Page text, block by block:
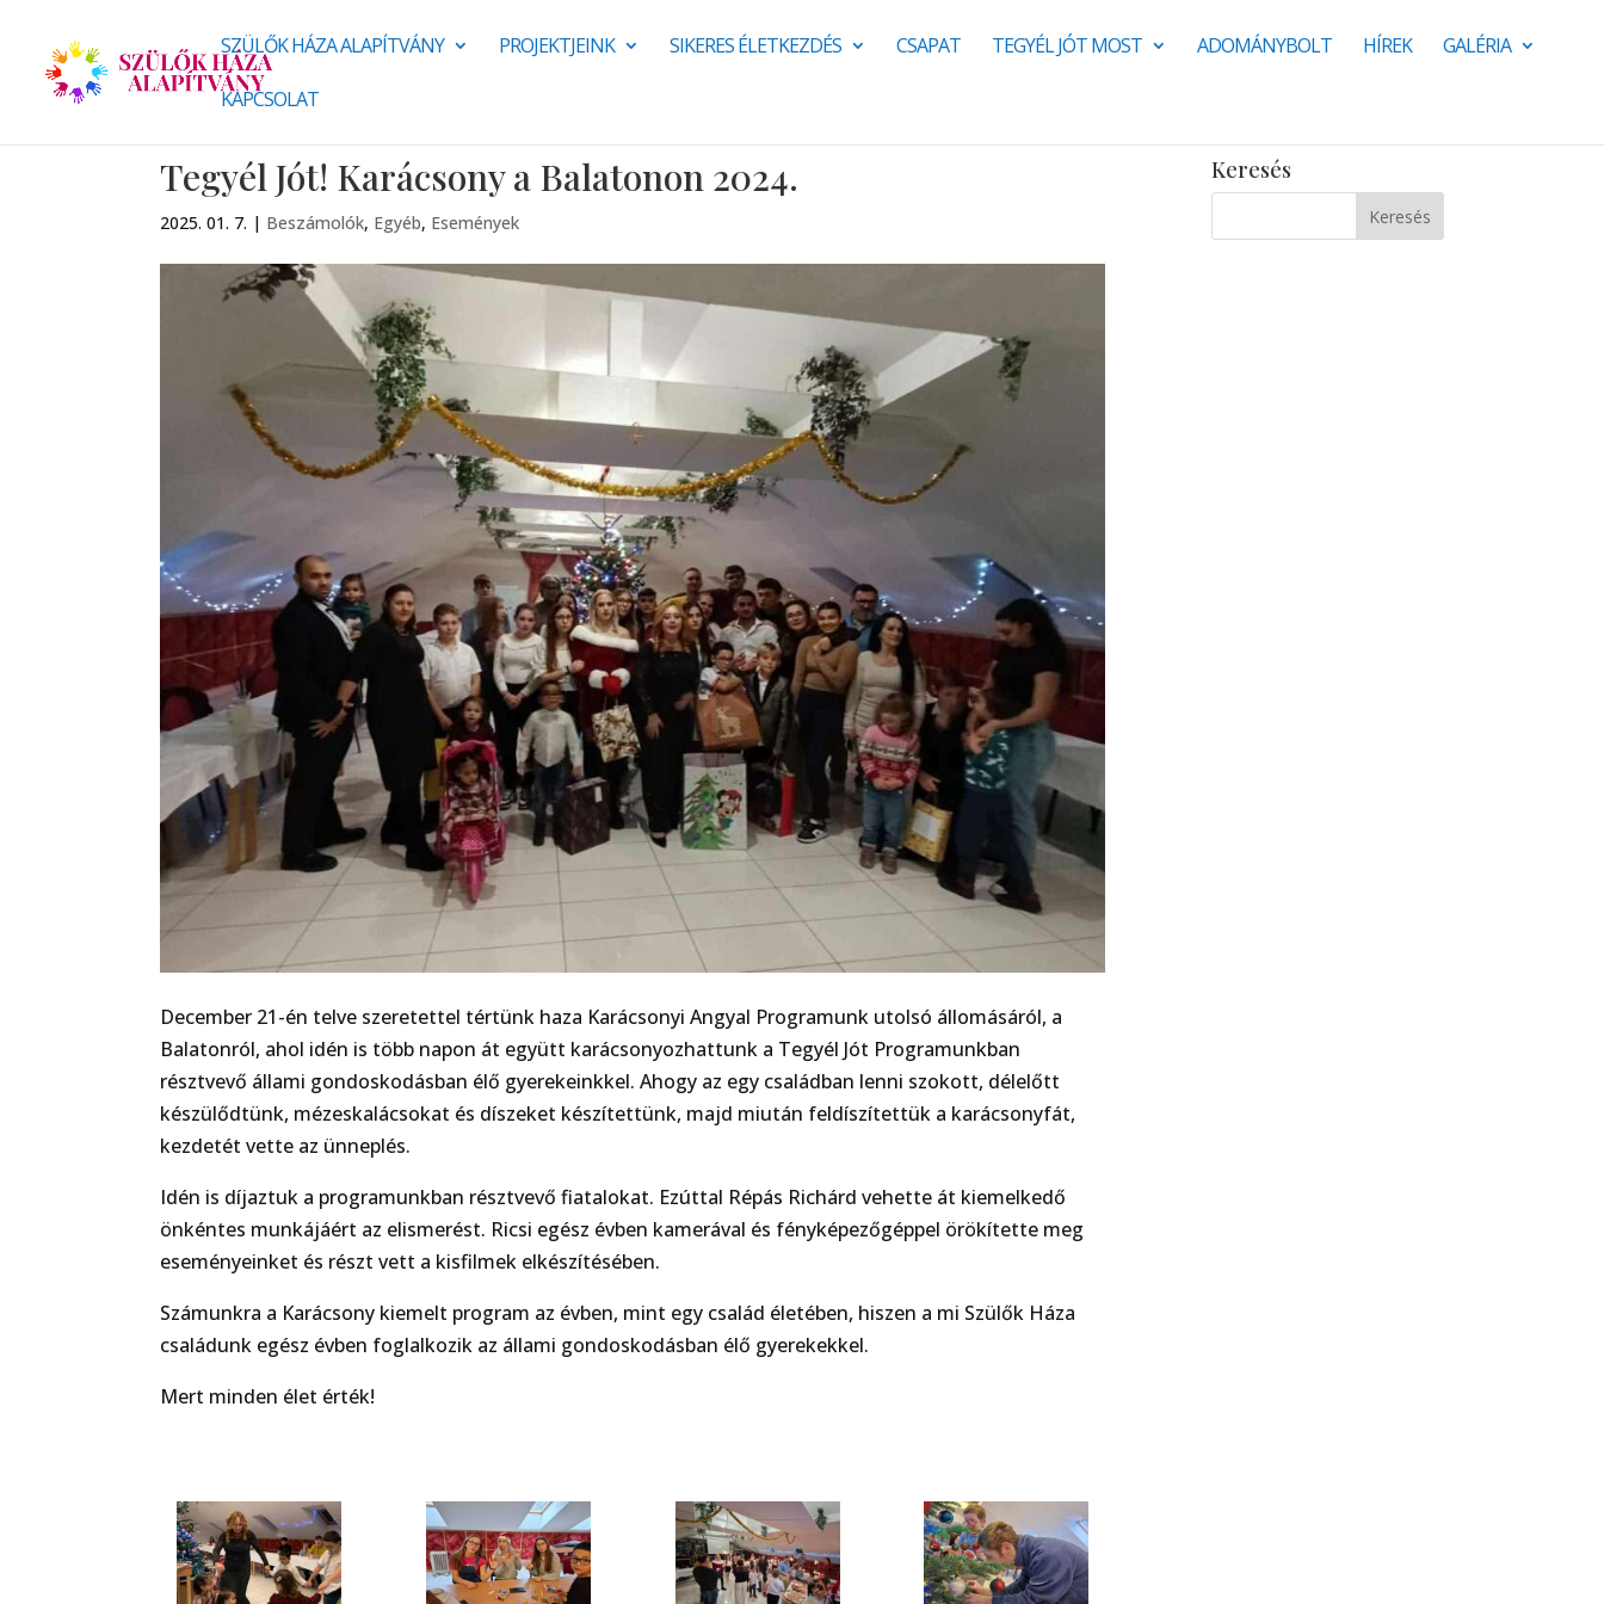
SZÜLŐK HÁZA ALAPÍTVÁNY PROJEKTJEINK SIKERES ÉLETKEZDÉS CSAPAT TEGYÉL JÓT MOST ADOMÁNYBOLT HÍREK GALÉRIA
KAPCSOLAT
Tegyél Jót! Karácsony a Balatonon 2024.
2025. 01. 7. | Beszámolók, Egyéb, Események
December 21-én telve szeretettel tértünk haza Karácsonyi Angyal Programunk utolsó állomásáról, a
Balatonról, ahol idén is több napon át együtt karácsonyozhattunk a Tegyél Jót Programunkban
résztvevő állami gondoskodásban élő gyerekeinkkel. Ahogy az egy családban lenni szokott, délelőtt
készülődtünk, mézeskalácsokat és díszeket készítettünk, majd miután feldíszítettük a karácsonyfát,
kezdetét vette az ünneplés.
Idén is díjaztuk a programunkban résztvevő fiatalokat. Ezúttal Répás Richárd vehette át kiemelkedő
önkéntes munkájáért az elismerést. Ricsi egész évben kamerával és fényképezőgéppel örökítette meg
eseményeinket és részt vett a kisfilmek elkészítésében.
Számunkra a Karácsony kiemelt program az évben, mint egy család életében, hiszen a mi Szülők Háza
családunk egész évben foglalkozik az állami gondoskodásban élő gyerekekkel.
Mert minden élet érték!
Keresés